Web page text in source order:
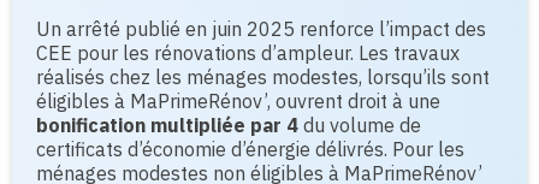
Un arrêté publié en juin 2025 renforce l’impact des
CEE pour les rénovations d’ampleur. Les travaux
réalisés chez les ménages modestes, lorsqu’ils sont
éligibles à MaPrimeRénov’, ouvrent droit à une
bonification multipliée par 4 du volume de
certificats d’économie d’énergie délivrés. Pour les
ménages modestes non éligibles à MaPrimeRénov’